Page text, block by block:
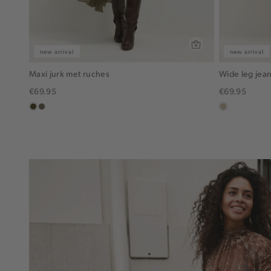
new arrival
Maxi jurk met ruches
€69.95
groen,
middenbruin
new arrival
Wide leg
€69.95
lichtzand